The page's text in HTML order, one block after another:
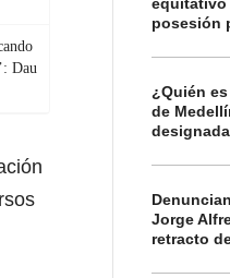
Dau
posesión
¿Quién
de
Jorge
retracto